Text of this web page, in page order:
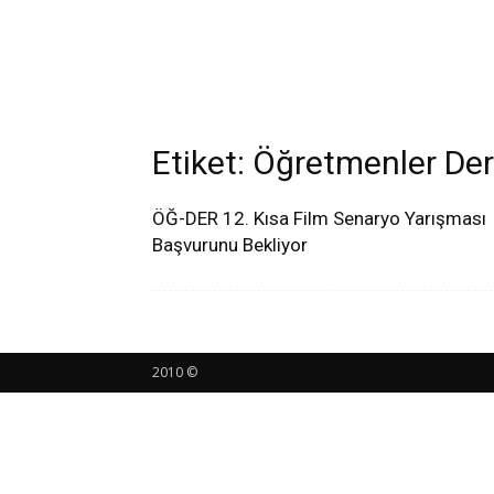
Etiket: Öğretmenler
ÖĞ-DER 12. Kısa Film Senaryo Yarışması
Başvurunu Bekliyor
2010 ©